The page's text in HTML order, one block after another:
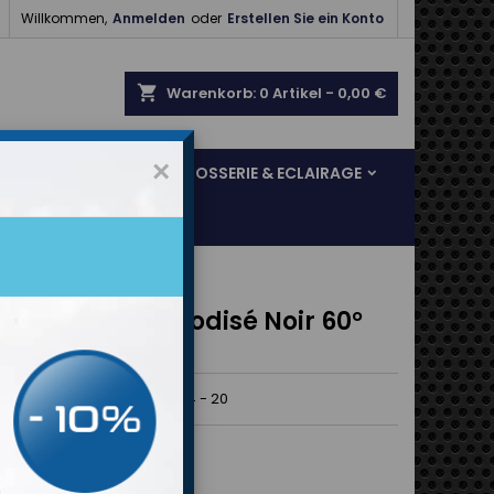
Willkommen, Anmelden oder Erstellen Sie ein Konto
shopping_cart Warenkorb: 0 Artikel - 0,00 €
& FREINAGE CARROSSERIE & ECLAIRAGE
Femelle Anodisé Noir 60°
Trax
Coudé 60° Noir Dash 4 - 20
×